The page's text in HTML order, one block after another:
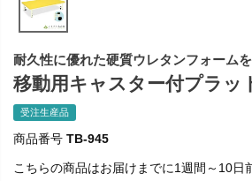
耐久性に優れた硬質ウレタンフォーム
移動用キャスター付プラッ
受注生産品
商品番号 TB-945
こちらの商品はお届けまでに1週間～10日